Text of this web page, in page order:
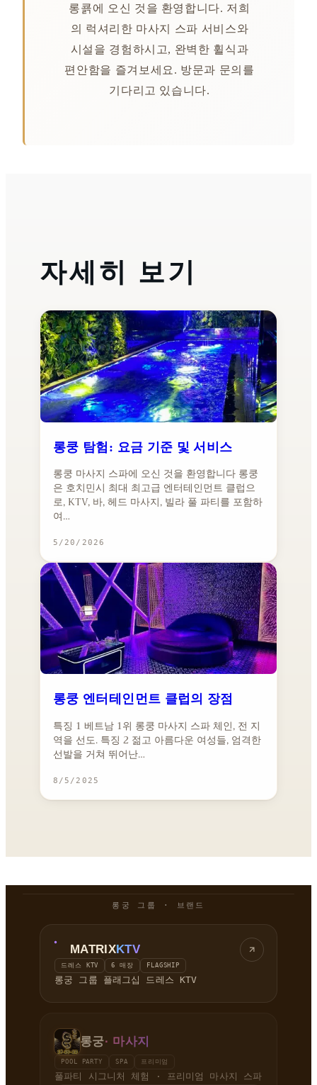
롱쿍에 오신 것을 환영합니다. 저희
의 럭셔리한 마사지 스파 서비스와
시설을 경험하시고, 완벽한 휠식과
편안함을 즐겨보세요. 방문과 문의를
기다리고 있습니다.
자세히 보기
롱쿵 탐험: 요금 기준 및 서비스
롱쿵 마사지 스파에 오신 것을 환영합니다 롱쿵
은 호치민시 최대 최고급 엔터테인먼트 클럽으
로, KTV, 바, 헤드 마사지, 빌라 풀 파티를 포함하
여…
5/20/2026
롱쿵 엔터테인먼트 클럽의 장점
특징 1 베트남 1위 롱쿵 마사지 스파 체인, 전 지
역을 선도. 특징 2 젊고 아름다운 여성들, 엄격한
선발을 거쳐 뛰어난…
8/5/2025
롱궁 그룹 · 브랜드
MATRIXKTV
드레스 KTV 6 매장 FLAGSHIP
롱궁 그룹 플래그십 드레스 KTV
롱궁· 마사지
POOL PARTY SPA 프리미엄
풀파티 시그니처 체험 · 프리미엄 마사지 스파